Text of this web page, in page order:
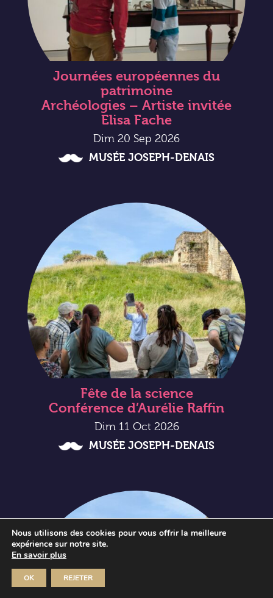
Journées européennes du
patrimoine
Archéologies – Artiste invitée
Elisa Fache
Dim 20 Sep 2026
MUSÉE JOSEPH-DENAIS
Fête de la science
Conférence d’Aurélie Raffin
Dim 11 Oct 2026
MUSÉE JOSEPH-DENAIS
Nous utilisons des cookies pour vous offrir la meilleure
expérience sur notre site.
En savoir plus
OK REJETER